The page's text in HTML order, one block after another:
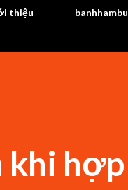
thiệu
khi